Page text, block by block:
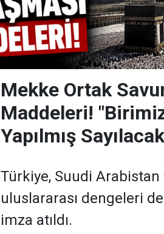
Mekke Ortak
Maddeleri!
Yapılmış
Türkiye, Suudi Arabistan
uluslararası dengeleri
imza atıldı.